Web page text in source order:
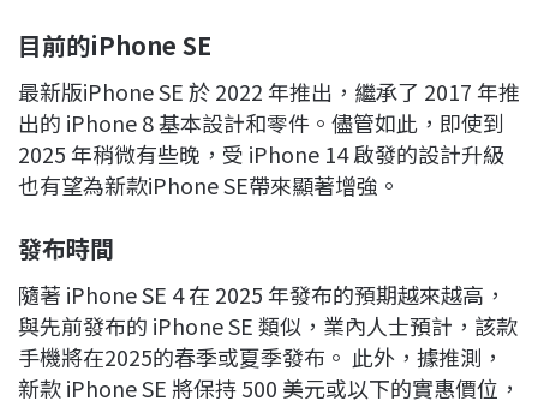
目前的iPhone SE
最新版iPhone SE 於 2022 年推出，繼承了 2017 年推
出的 iPhone 8 基本設計和零件。儘管如此，即使到
2025 年稍微有些晚，受 iPhone 14 啟發的設計升級
也有望為新款iPhone SE帶來顯著增強。
發布時間
隨著 iPhone SE 4 在 2025 年發布的預期越來越高，
與先前發布的 iPhone SE 類似，業內人士預計，該款
手機將在2025的春季或夏季發布。 此外，據推測，
新款 iPhone SE 將保持 500 美元或以下的實惠價位，